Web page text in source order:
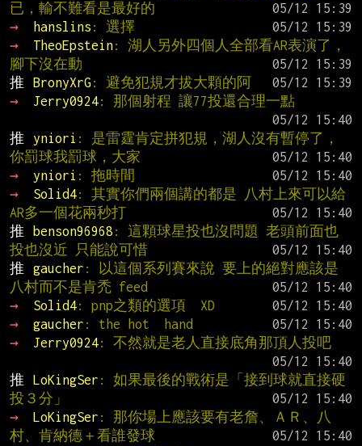
已，輸不難看是最好的
→
hanslins : 選擇
→
TheoEpstein: 湖人另外四個人全部看AR表演了，
腳下沒在動
推
BronyXrG: 避免犯規才拔大顆的阿
→
Jerry0924: 那個射程 讓77投還合理一點
推
yniori : 是雷霆肯定拼犯規，湖人沒有暫停了，
你罰球我罰球，大家
→
yniori : 拖時間
→
Solid4: 其實你們兩個講的都是 八村上來可以給
AR多一個花兩秒打
推
benson96968 : 這顆球星投也沒問題 老頭前面也
投也沒近 只能說可惜
推
gaucher : 以這個系列賽來說 要上的絕對應該是
八村而不是肯禿 feed
→
Solid4: pnp之類的選項  XD
→
gaucher : the hot  hand
→
Jerry0924: 不然就是老人直接底角那頂人投吧
推
LoKingSer : 如果最後的戰術是「接到球就直接硬
投３分」
→
LoKingSer : 那你場上應該要有老詹、ＡＲ、八
村、肯納德＋看誰發球